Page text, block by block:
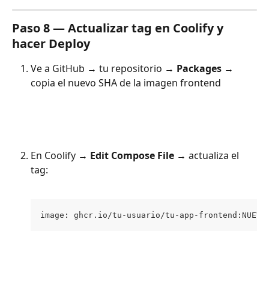
Paso 8 — Actualizar tag en Coolify y
hacer Deploy
Ve a GitHub → tu repositorio → Packages →
copia el nuevo SHA de la imagen frontend
En Coolify → Edit Compose File → actualiza el
tag:
image: ghcr.io/tu-usuario/tu-app-